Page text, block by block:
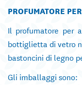
PROFUMATORE
Il profumatore per
bottiglietta di vetro
bastoncini di legno
Gli imballaggi sono: